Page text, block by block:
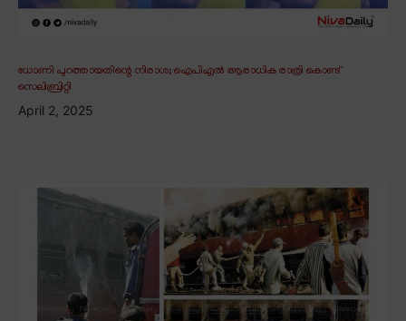
ധോണി പുറത്തായതിന്റെ നിരാശ; ഐപിഎൽ ആരാധിക രാത്രി കൊണ്ട്
സെലിബ്രിറ്റി
April 2, 2025